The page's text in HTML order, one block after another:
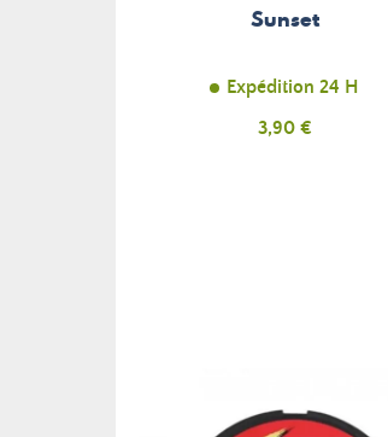
Sunset
Expédition 24 H
Prix
3,90 €